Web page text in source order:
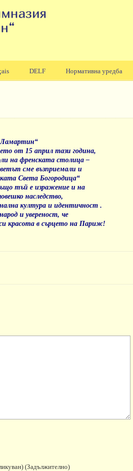
DELF Нормативна уредба
от 15 април тази година,
на френската столица –
сме възприемали и
Света Богородица“
тъй е изражение и на
наследство,
култура и идентичност .
и увереност, че
красота в сърцето на Париж!
(задължително)